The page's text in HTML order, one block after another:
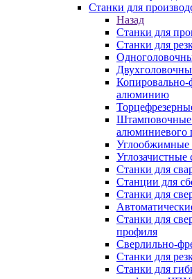
Станки для
Назад
Станки для
Станки для
Копировально-
алюминию
Штамповочные
алюминиевого
Углообжимные
Углозачистные
Станки для
Станции для
Станки для
Станки для
профиля
Сверлильно-
Станки для
Станки для